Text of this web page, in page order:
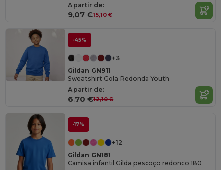
A partir de:
9,07 €15,10 €
-45%
+3
Gildan GN911
Sweatshirt Gola Redonda Youth
A partir de:
6,70 €12,10 €
-17%
+12
Gildan GN181
Camisa infantil Gilda pescoço redondo 180